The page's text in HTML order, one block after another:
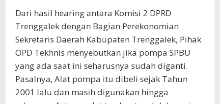
Dari hasil hearing antara Komisi 2 DPRD
Trenggalek dengan Bagian Perekonomian
Sekretaris Daerah Kabupaten Trenggalek, Pihak
OPD Tekhnis menyebutkan jika pompa SPBU
yang ada saat ini seharusnya sudah diganti.
Pasalnya, Alat pompa itu dibeli sejak Tahun
2001 lalu dan masih digunakan hingga